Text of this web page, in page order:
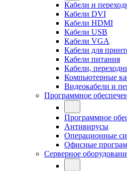
Кабели и
Кабели DVI
Кабели HDMI
Кабели USB
Кабели VGA
Кабели для
Кабели питания
Кабели,
Компьютерные
Видеокабели и
Программное
Программное
Антивирусы
Операционные
Офисные
Серверное